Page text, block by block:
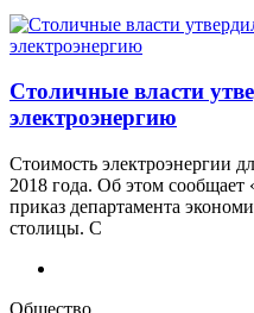
Столичные власти
электроэнергию
Стоимость электроэнергии
2018 года. Об этом сообщает
приказ департамента
столицы. С
Общество